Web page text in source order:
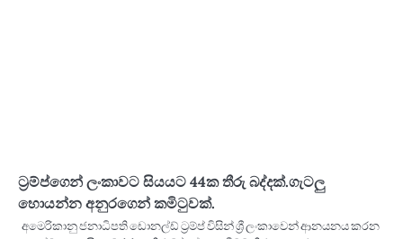
ට්‍රම්ප්ගෙන් ලංකාවට සියයට 44ක තීරු බද්දක්.ගැටලු
හොයන්න අනුරගෙන් කමිටුවක්.
අමෙරිකානු ජනාධිපති ඩොනල්ඩ් ට්‍රම්ප් විසින් ශ්‍රී ලංකාවෙන් ආනයනය කරන